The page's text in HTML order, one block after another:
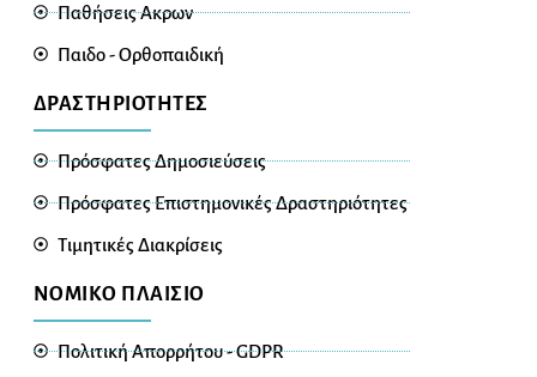
Παθήσεις Ακρων
Παιδο - Ορθοπαιδική
ΔΡΑΣΤΗΡΙΟΤΗΤΕΣ
Πρόσφατες Δημοσιεύσεις
Πρόσφατες Επιστημονικές Δραστηριότητες
Τιμητικές Διακρίσεις
ΝΟΜΙΚΟ ΠΛΑΙΣΙΟ
Πολιτική Απορρήτου - GDPR